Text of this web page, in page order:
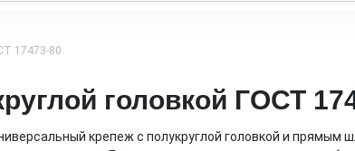
17473-80
головкой ГОСТ
крепеж с полукруглой головкой и